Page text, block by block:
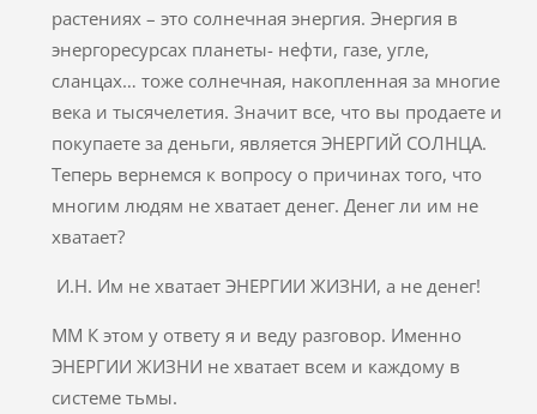
растениях – это солнечная энергия. Энергия в
энергоресурсах планеты- нефти, газе, угле,
сланцах… тоже солнечная, накопленная за многие
века и тысячелетия. Значит все, что вы продаете и
покупаете за деньги, является ЭНЕРГИЙ СОЛНЦА.
Теперь вернемся к вопросу о причинах того, что
многим людям не хватает денег. Денег ли им не
хватает?
И.Н. Им не хватает ЭНЕРГИИ ЖИЗНИ, а не денег!
ММ К этом у ответу я и веду разговор. Именно
ЭНЕРГИИ ЖИЗНИ не хватает всем и каждому в
системе тьмы.